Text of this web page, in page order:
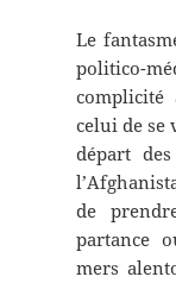
Le
politico-
complicité
celui de se
départ
de
partance
mers